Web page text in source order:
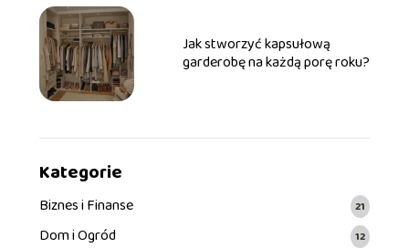
Jak stworzyć kapsułową
garderobę na każdą porę roku?
Kategorie
Biznes i Finanse 21
Dom i Ogród 12